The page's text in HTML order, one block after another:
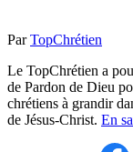
Par TopChrétien
Le TopChrétien a
de Pardon de Dieu
chrétiens à grandir
de Jésus-Christ. En